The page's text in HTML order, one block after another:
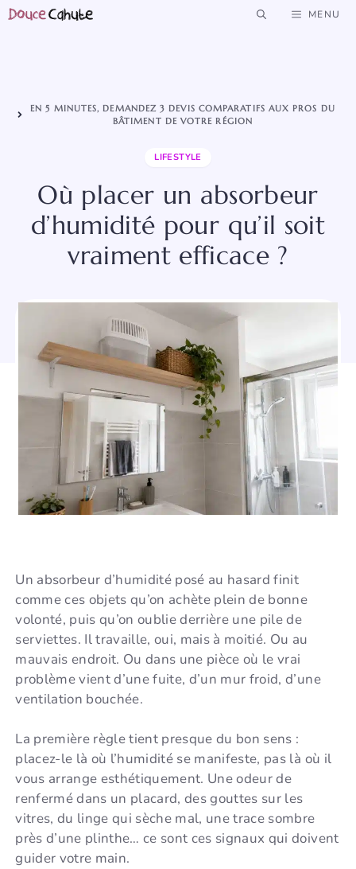
Aller
MENU
EN 5 MINUTES, DEMANDEZ 3 DEVIS COMPARATIFS AUX PROS DU
BÂTIMENT DE VOTRE RÉGION
LIFESTYLE
Où placer un absorbeur
d’humidité pour qu’il soit
vraiment efficace ?
Un absorbeur d’humidité posé au hasard finit
comme ces objets qu’on achète plein de bonne
volonté, puis qu’on oublie derrière une pile de
serviettes. Il travaille, oui, mais à moitié. Ou au
mauvais endroit. Ou dans une pièce où le vrai
problème vient d’une fuite, d’un mur froid, d’une
ventilation bouchée.
La première règle tient presque du bon sens :
placez-le là où l’humidité se manifeste, pas là où il
vous arrange esthétiquement. Une odeur de
renfermé dans un placard, des gouttes sur les
vitres, du linge qui sèche mal, une trace sombre
près d’une plinthe… ce sont ces signaux qui doivent
guider votre main.